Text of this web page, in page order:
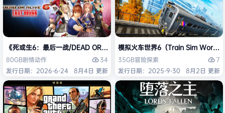
《死或生6：最后一战/DEAD OR ALIVE 6 Last Round》免安装中文版
80GB剧情动作
34
发行日期：2026-6-24
8月4日 更新
模拟火车世界6（Train Sim World
35GB冒险探索
7
发行日期：2025-9-30
8月2日 更新